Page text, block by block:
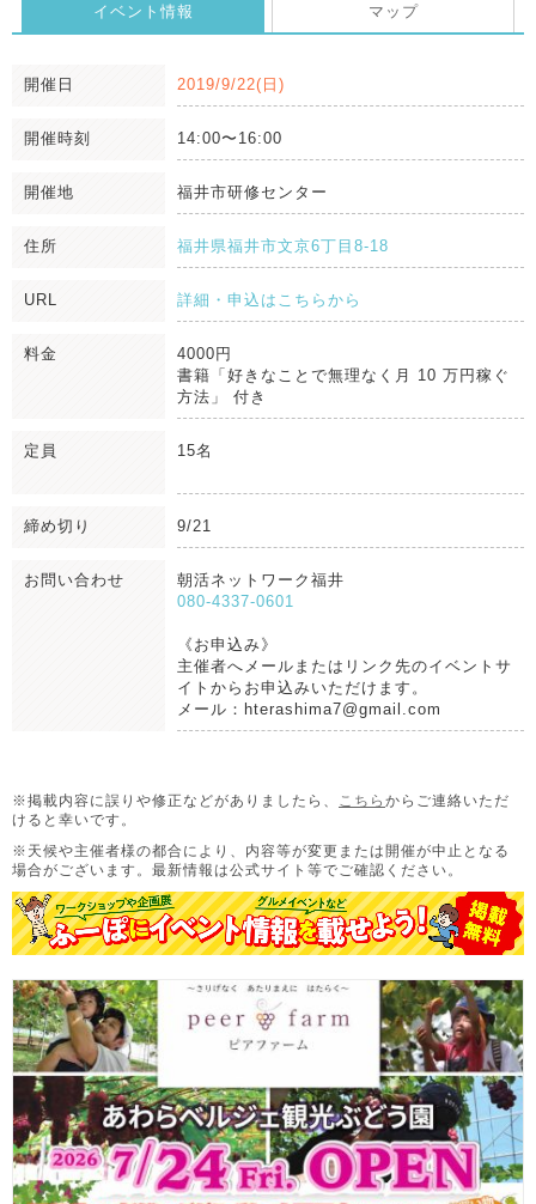
イベント情報 マップ
開催日 2019/9/22(日)
開催時刻 14:00〜16:00
開催地 福井市研修センター
住所 福井県福井市文京6丁目8-18
URL 詳細・申込はこちらから
料金
4000円
書籍「好きなことで無理なく月 10 万円稼ぐ
方法」 付き
定員 15名
締め切り 9/21
お問い合わせ
朝活ネットワーク福井
080-4337-0601
《お申込み》
主催者へメールまたはリンク先のイベントサ
イトからお申込みいただけます。
メール：hterashima7@gmail.com
※掲載内容に誤りや修正などがありましたら、 こちら からご連絡いただ
けると幸いです。
※天候や主催者様の都合により、内容等が変更または開催が中止となる
場合がございます。 最新情報は公式サイト等でご確認ください。